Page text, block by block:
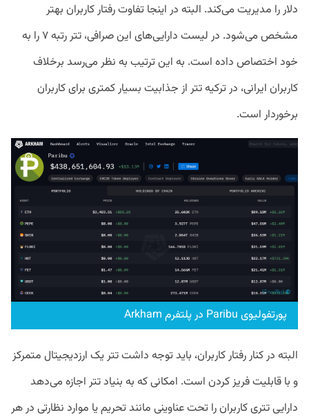
دلار را مدیریت می‌کند. البته در اینجا تفاوت رفتار کاربران بهتر
مشخص می‌شود. در لیست دارایی‌های این صرافی، تتر رتبه ۷ را به
خود اختصاص داده است. به این ترتیب به نظر می‌رسد برخلاف
کاربران ایرانی، در ترکیه تتر از جذابیت بسیار کمتری برای کاربران
برخوردار است.
پورتفولیوی Paribu در پلتفرم Arkham
البته در کنار رفتار کاربران، باید توجه داشت تتر یک ارزدیجیتال متمرکز
و با قابلیت فریز کردن است. امکانی که به بنیاد تتر اجازه می‌دهد
دارایی تتری کاربران را تحت عناوینی مانند تحریم یا موارد نظارتی در هر